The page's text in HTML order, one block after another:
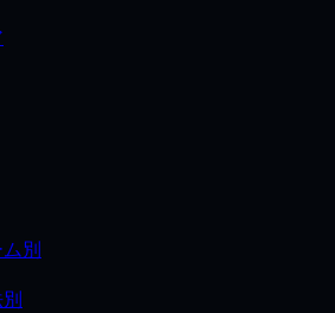
別